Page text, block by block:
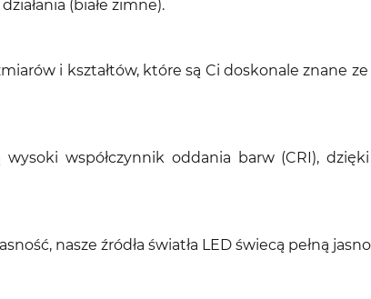
(białe zimne).
i kształtów, które są Ci doskonale znane
współczynnik oddania barw (CRI),
nasze źródła światła LED świecą pełną